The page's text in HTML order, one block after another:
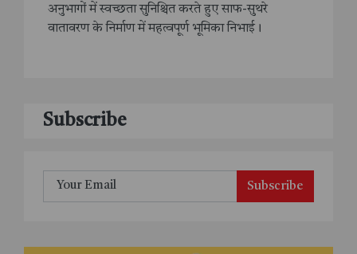
अनुभागों में स्वच्छता सुनिश्चित करते हुए साफ-सुथरे
वातावरण के निर्माण में महत्वपूर्ण भूमिका निभाई।
Subscribe
Subscribe